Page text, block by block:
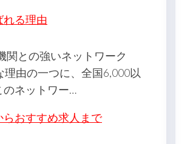
れる理由
関との強いネットワーク
由の一つに、全国6,000以
のネットワー…
おすすめ求人まで